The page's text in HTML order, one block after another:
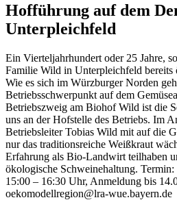
Hofführung auf dem
Unterpleichfeld
Ein Vierteljahrhundert oder 25 Jahre,
Familie Wild in Unterpleichfeld bereits
Wie es sich im Würzburger Norden
Betriebsschwerpunkt auf dem
Betriebszweig am Biohof Wild ist die
uns an der Hofstelle des Betriebs. Im
Betriebsleiter Tobias Wild mit auf die
nur das traditionsreiche Weißkraut
Erfahrung als Bio-Landwirt teilhaben
ökologische Schweinehaltung.
15:00 – 16:30 Uhr, Anmeldung bis
oekomodellregion@lra-wue.bayern.de